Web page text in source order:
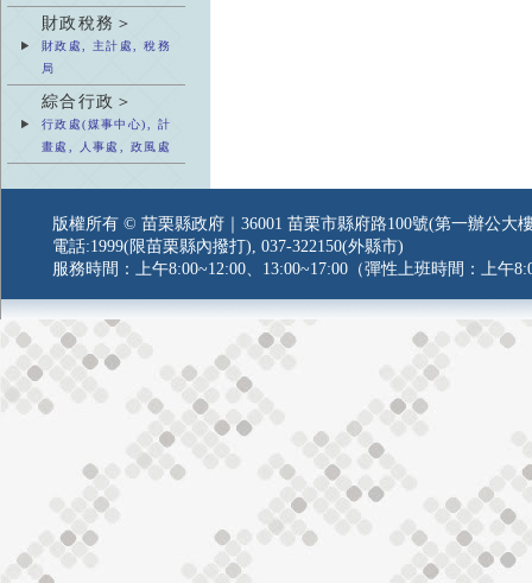
財政稅務＞
財政處, 主計處, 稅務
局
綜合行政＞
行政處(媒事中心), 計
畫處, 人事處, 政風處
版權所有 © 苗栗縣政府｜36001 苗栗市縣府路100號(第一辦公大
電話:1999(限苗栗縣內撥打), 037-322150(外縣市)
服務時間：上午8:00~12:00、13:00~17:00（彈性上班時間：上午